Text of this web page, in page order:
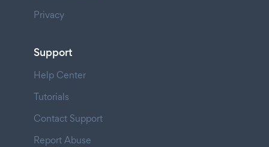
Privacy
Support
Help Center
Tutorials
Contact Support
Report Abuse